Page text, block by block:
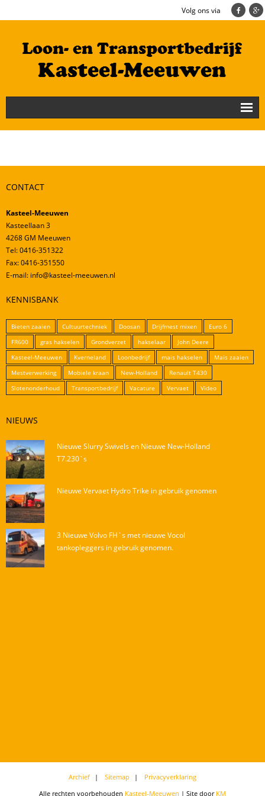
Volg ons via
Nieuws
Geschiedenis
Mestverwerking
CONTACT
Kasteel-Meeuwen
Kasteellaan 3
4268 GM Meeuwen
Tel: 0416-351322
Fax: 0416-351550
E-mail: info@kasteel-meeuwen.nl
KENNISBANK
Bieten zaaien Cultuurtechniek Doosan Drijfmest mixen
Euro 6
FR600
gras hakselen Grondverzet hakselaar
John Deere
Kasteel-Meeuwen
Kverneland Loonbedrijf mais hakselen
Mais zaaien
Mestverwerking
Mobiele kraan New-Holland
Renault T430
Slotenonderhoud
Transportbedrijf Vacature Vervaet Video
NIEUWS
Nieuwe Slurry Swivels en Nieuwe New-Holland
T7.230`s
Nieuwe Vervaet Hydro Trike in gebruik genomen
3 Nieuwe Volvo FH`s met nieuwe Vocol
tankopleggers in gebruik genomen.
Archief Sitemap
Privacyverklaring
Alle rechten voorbehouden Kasteel-Meeuwen | Site door KM